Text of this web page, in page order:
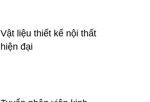
Vật liệu thiết kế nội thất
hiện đại